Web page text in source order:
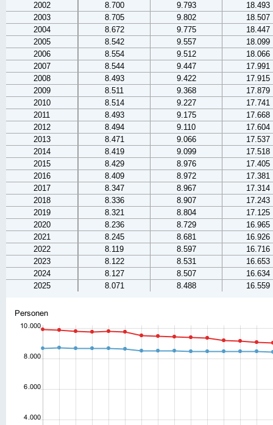
2002
8.700 9.793
18.493
2003
8.705 9.802
18.507
2004
8.672 9.775
18.447
2005
8.542 9.557
18.099
2006
8.554 9.512
18.066
2007
8.544 9.447
17.991
2008
8.493 9.422
17.915
2009
8.511 9.368
17.879
2010
8.514 9.227
17.741
2011
8.493 9.175
17.668
2012
8.494 9.110
17.604
2013
8.471 9.066
17.537
2014
8.419 9.099
17.518
2015
8.429 8.976
17.405
2016
8.409 8.972
17.381
2017
8.347 8.967
17.314
2018
8.336 8.907
17.243
2019
8.321 8.804
17.125
2020
8.236 8.729
16.965
2021
8.245 8.681
16.926
2022
8.119 8.597
16.716
2023
8.122 8.531
16.653
2024
8.127 8.507
16.634
2025
8.071 8.488 16.559